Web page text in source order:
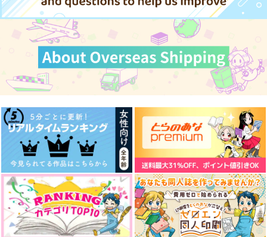
学園の裏庭で。
天かす小屋
787円（税込）
毒島メイソン理鶯×山田三郎
サンプル
作品詳細
初めての共同任務
天かす小屋
990 （税込）
毒島メイソン理鶯×山田三郎
サンプル
作品詳細
密着！ヨコハマ３Ｐ政
権！！
edge.
472円（税込）
碧棺左馬刻・毒島メイソン理鶯×入間銃兎
サンプル
作品詳細